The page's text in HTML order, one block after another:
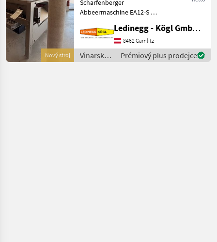
Nový stroj
Scharfenberger
Abbeermaschine EA12-S mit
Quetschwalze – Präzision
und Flexibilität für die
Traubenverarbeitung -
Vorführmaschine
Ledinegg - Kögl GmbH - Obst- und Weinbautechnik
8462 Gamlitz
Vinarské
stroje /
Prémiový plus prodejce